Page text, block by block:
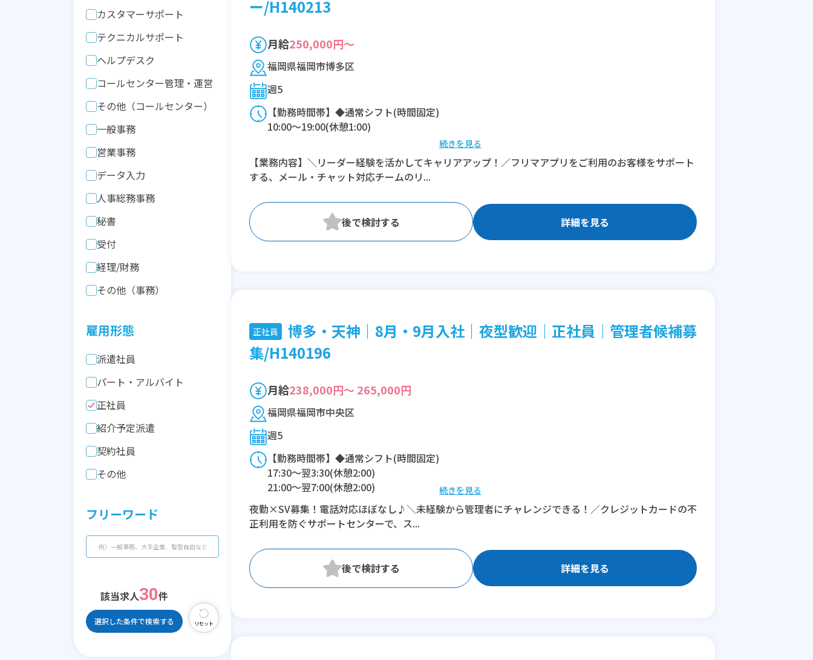
カスタマーサポート
テクニカルサポート
ヘルプデスク
コールセンター管理・運営
その他（コールセンター）
一般事務
営業事務
データ入力
人事総務事務
秘書
受付
経理/財務
その他（事務）
雇用形態
派遣社員
パート・アルバイト
正社員
紹介予定派遣
契約社員
その他
フリーワード
該当求人30件
選択した条件で検索する リセット
ー/H140213
月給250,000円～
福岡県福岡市博多区
週5
【勤務時間帯】◆通常シフト(時間固定)
10:00〜19:00(休憩1:00)
※残業：10〜20時間程度/月
続きを見る
【業務内容】＼リーダー経験を活かしてキャリアアップ！／フリマアプリをご利用のお客様をサポート
する、メール・チャット対応チームのリ...
詳細を見る
正社員
博多・天神｜8月・9月入社｜夜型歓迎│正社員│管理者候補募
集/H140196
月給238,000円～ 265,000円
福岡県福岡市中央区
週5
【勤務時間帯】◆通常シフト(時間固定)
17:30〜翌3:30(休憩2:00)
21:00〜翌7:00(休憩2:00)
※残業：0〜20時間程度/月
※時短：7時間～ご相談OK!
続きを見る
夜勤×SV募集！電話対応ほぼなし♪＼未経験から管理者にチャレンジできる！／クレジットカードの不
正利用を防ぐサポートセンターで、ス...
詳細を見る